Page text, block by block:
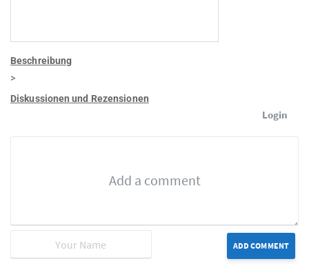
Beschreibung
>
Diskussionen und Rezensionen
Login
ADD COMMENT